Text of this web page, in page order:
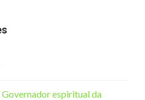
Governador espiritual da